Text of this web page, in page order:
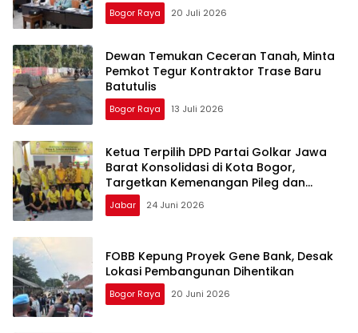
Bogor Raya 20 Juli 2026
Dewan Temukan Ceceran Tanah, Minta
Pemkot Tegur Kontraktor Trase Baru
Batutulis
Bogor Raya 13 Juli 2026
Ketua Terpilih DPD Partai Golkar Jawa
Barat Konsolidasi di Kota Bogor,
Targetkan Kemenangan Pileg dan
Piwalkot
Jabar 24 Juni 2026
FOBB Kepung Proyek Gene Bank, Desak
Lokasi Pembangunan Dihentikan
Bogor Raya 20 Juni 2026